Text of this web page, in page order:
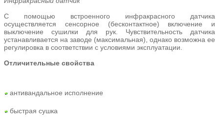
С помощью встроенного инфракрасного датчика
осуществляется сенсорное (бесконтактное) включение и
выключение сушилки для рук. Чувствительность датчика
устанавливается на заводе (максимальная), однако возможна ее
регулировка в соответствии с условиями эксплуатации.
Отличительные свойства
антивандальное исполнение
быстрая сушка